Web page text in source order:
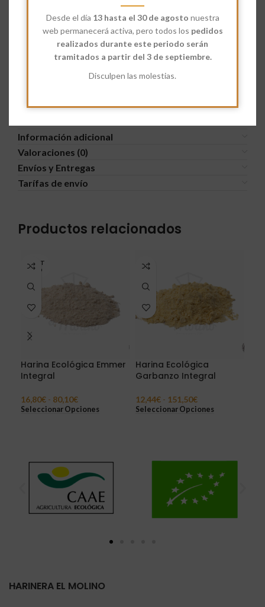
Desde el día 13 hasta el 30 de agosto nuestra
web permanecerá activa, pero todos los pedidos
realizados durante este periodo serán
tramitados a partir del 3 de septiembre.
Disculpen las molestias.
Descripción
Información adicional
Valoraciones (0)
Envíos y Entregas
Tarífas de envío
Productos relacionados
AGOT
ADO
Harina Ecológica Emmer
Integral
16,80€ - 80,10€
Seleccionar Opciones
Harina Ecológica
Garbanzo Integral
12,44€ - 151,50€
Seleccionar Opciones
HARINERA EL MOLINO